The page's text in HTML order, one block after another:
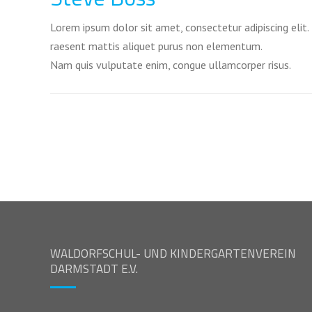
SCHULKÜCHE
INFO BERUFSWAHL
Lorem ipsum dolor sit amet, consectetur adipiscing elit.
raesent mattis aliquet purus non elementum.
Nam quis vulputate enim, congue ullamcorper risus.
WALDORFSCHUL- UND KINDERGARTENVEREIN
DARMSTADT E.V.